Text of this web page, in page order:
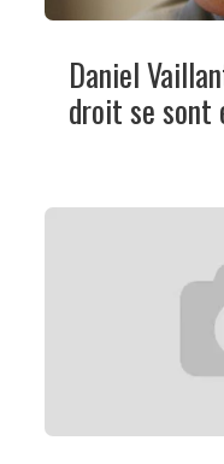
Daniel
droit se sont